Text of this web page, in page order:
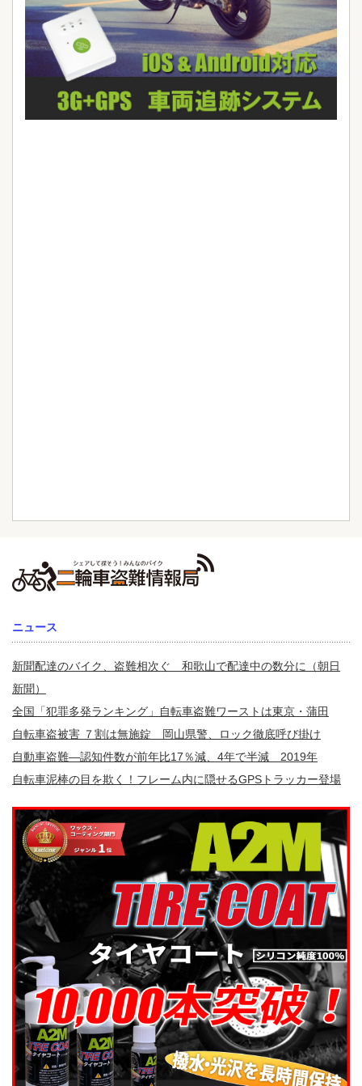
ニュース
新聞配達のバイク、盗難相次ぐ 和歌山で配達中の数分に（朝日
新聞）
全国「犯罪多発ランキング」自転車盗難ワーストは東京・蒲田
自転車盗被害 ７割は無施錠 岡山県警、ロック徹底呼び掛け
自動車盗難—認知件数が前年比17％減、4年で半減 2019年
自転車泥棒の目を欺く！フレーム内に隠せるGPSトラッカー登場